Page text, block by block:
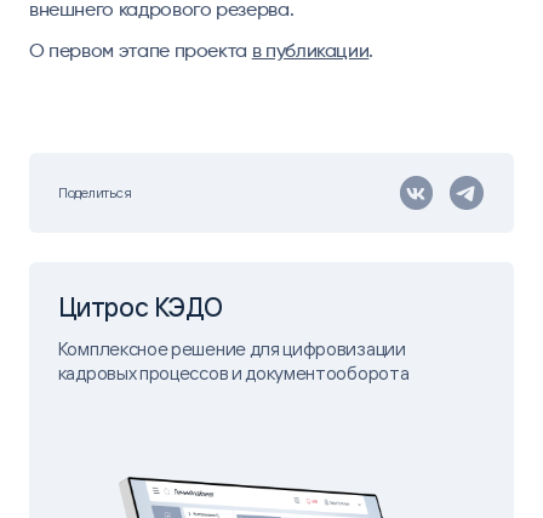
Поделиться
внешнего кадрового резерва.
О первом этапе проекта в публикации.
Цитрос КЭДО
Комплексное решение ​ для цифровизации
кадровых процессов и документооборота